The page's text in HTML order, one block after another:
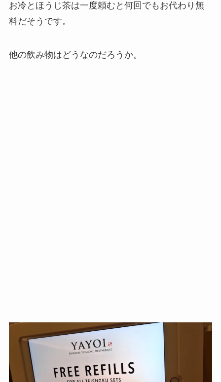
お冷とほうじ茶は一度頼むと何回でもお代わり無
料だそうです。
他の飲み物はどうなのだろうか。